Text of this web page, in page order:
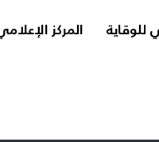
المركز للوقاية